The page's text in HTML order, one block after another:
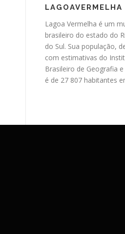
LAGOAVERMELHA
Lagoa Vermelha é um
brasileiro do estado do
do Sul. Sua população,
com estimativas do
Brasileiro de Geografia
é de 27 807 habitantes